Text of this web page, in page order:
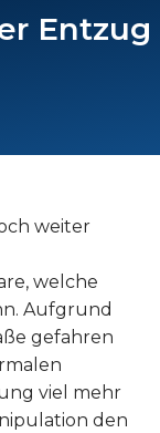
weiter
welche
Aufgrund
gefahren
viel mehr
den